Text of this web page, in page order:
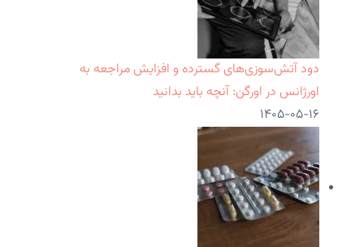
دود آتش‌سوزی‌های گسترده و افزایش مراجعه به
اورژانس در اورگن: آنچه باید بدانید
۱۴۰۵-۰۵-۱۶